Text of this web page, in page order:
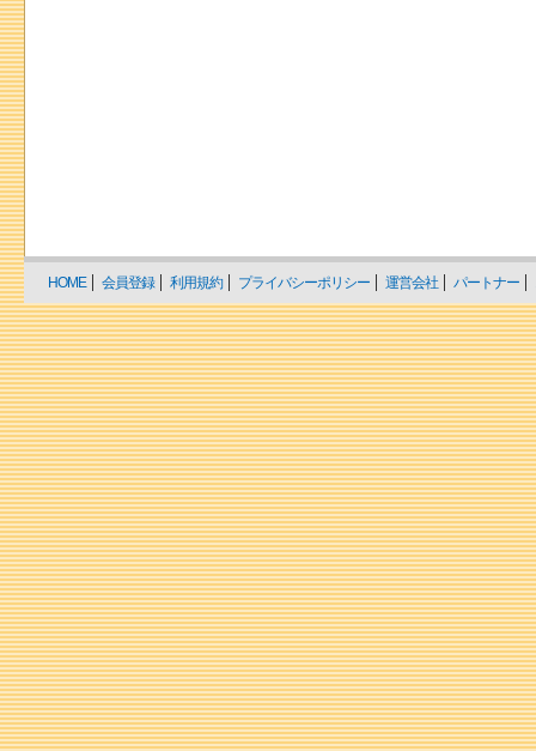
HOME 会員登録 利用規約 プライバシーポリシー 運営会社 パートナー